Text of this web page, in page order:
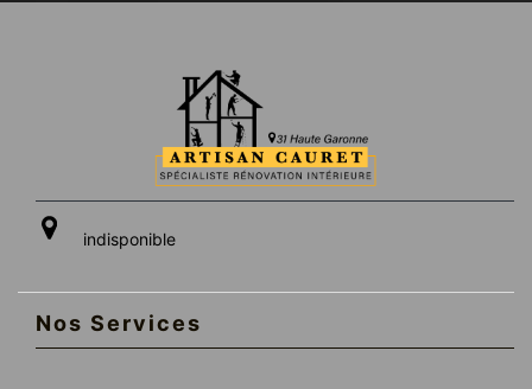
indisponible
Nos Services